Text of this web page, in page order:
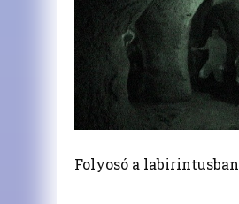
Folyosó a labirintusban